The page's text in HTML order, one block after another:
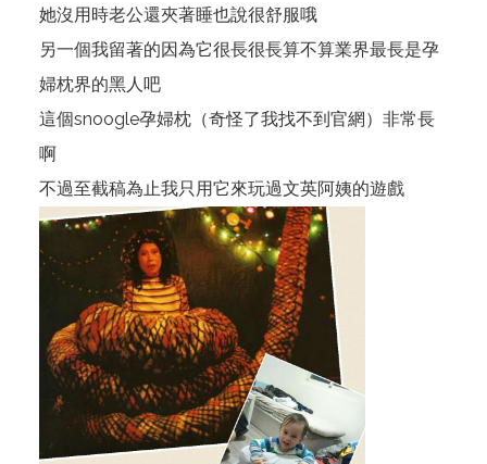
她沒用時老公還夾著睡也說很舒服哦
另一個我留著的因為它很長很長算不算業界最長是孕
婦枕界的黑人吧
這個snoogle孕婦枕（奇怪了我找不到官網）非常長
啊
不過至截稿為止我只用它來玩過文英阿姨的遊戲